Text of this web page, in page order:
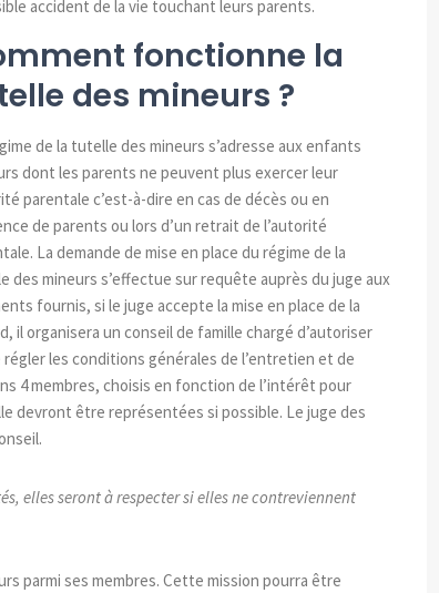
accident de la vie touchant leurs parents.
fonctionne la
des mineurs ?
de la tutelle des mineurs s’adresse aux enfants
dont les parents ne peuvent plus exercer leur
parentale c’est-à-dire en cas de décès ou en
de parents ou lors d’un retrait de l’autorité
La demande de mise en place du régime de la
des mineurs s’effectue sur requête auprès du juge aux
fournis, si le juge accepte la mise en place de la
il organisera un conseil de famille chargé d’autoriser
les conditions générales de l’entretien et de
4 membres, choisis en fonction de l’intérêt pour
devront être représentées si possible. Le juge des
elles seront à respecter si elles ne contreviennent
parmi ses membres. Cette mission pourra être